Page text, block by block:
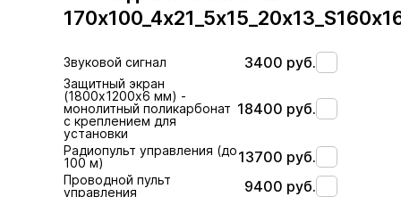
Звуковой сигнал 3400 руб.
Защитный экран
(1800х1200х6 мм) -
монолитный поликарбонат
с креплением для
установки
18400 руб.
Радиопульт управления (до
100 м)
13700 руб.
Проводной пульт
управления
9400 руб.